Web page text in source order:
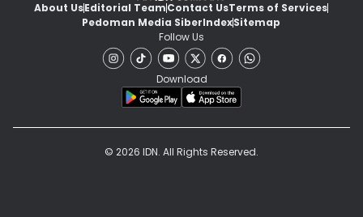
About UsEditorial TeamContact UsTerms of Services
Pedoman Media SiberIndexSitemap
Follow Us
Download
© 2026 IDN. All Rights Reserved.